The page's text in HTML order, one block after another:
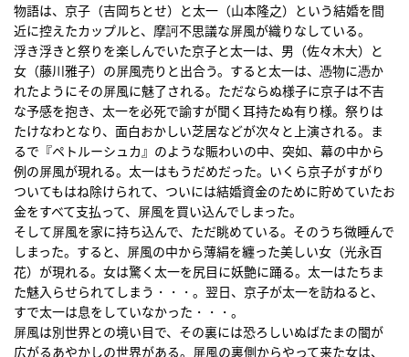
物語は、京子（吉岡ちとせ）と太一（山本隆之）という結婚を間
近に控えたカップルと、摩訶不思議な屏風が織りなしている。
浮き浮きと祭りを楽しんでいた京子と太一は、男（佐々木大）と
女（藤川雅子）の屏風売りと出合う。すると太一は、憑物に憑か
れたようにその屏風に魅了される。ただならぬ様子に京子は不吉
な予感を抱き、太一を必死で諭すが聞く耳持たぬ有り様。祭りは
たけなわとなり、面白おかしい芝居などが次々と上演される。ま
るで『ペトルーシュカ』のような賑わいの中、突如、幕の中から
例の屏風が現れる。太一はもうだめだった。いくら京子がすがり
ついてもはね除けられて、ついには結婚資金のために貯めていたお
金をすべて支払って、屏風を買い込んでしまった。
そして屏風を家に持ち込んで、ただ眺めている。そのうち微睡んで
しまった。すると、屏風の中から薄絹を纏った美しい女（光永百
花）が現れる。女は驚く太一を尻目に妖艶に踊る。太一はたちま
た魅入らせられてしまう・・・。翌日、京子が太一を訪ねると、
すで太一は息をしていなかった・・・。
屏風は別世界との境い目で、その裏には恐ろしいぬばたまの闇が
広がるあやかしの世界がある。屏風の裏側からやって来た女は、